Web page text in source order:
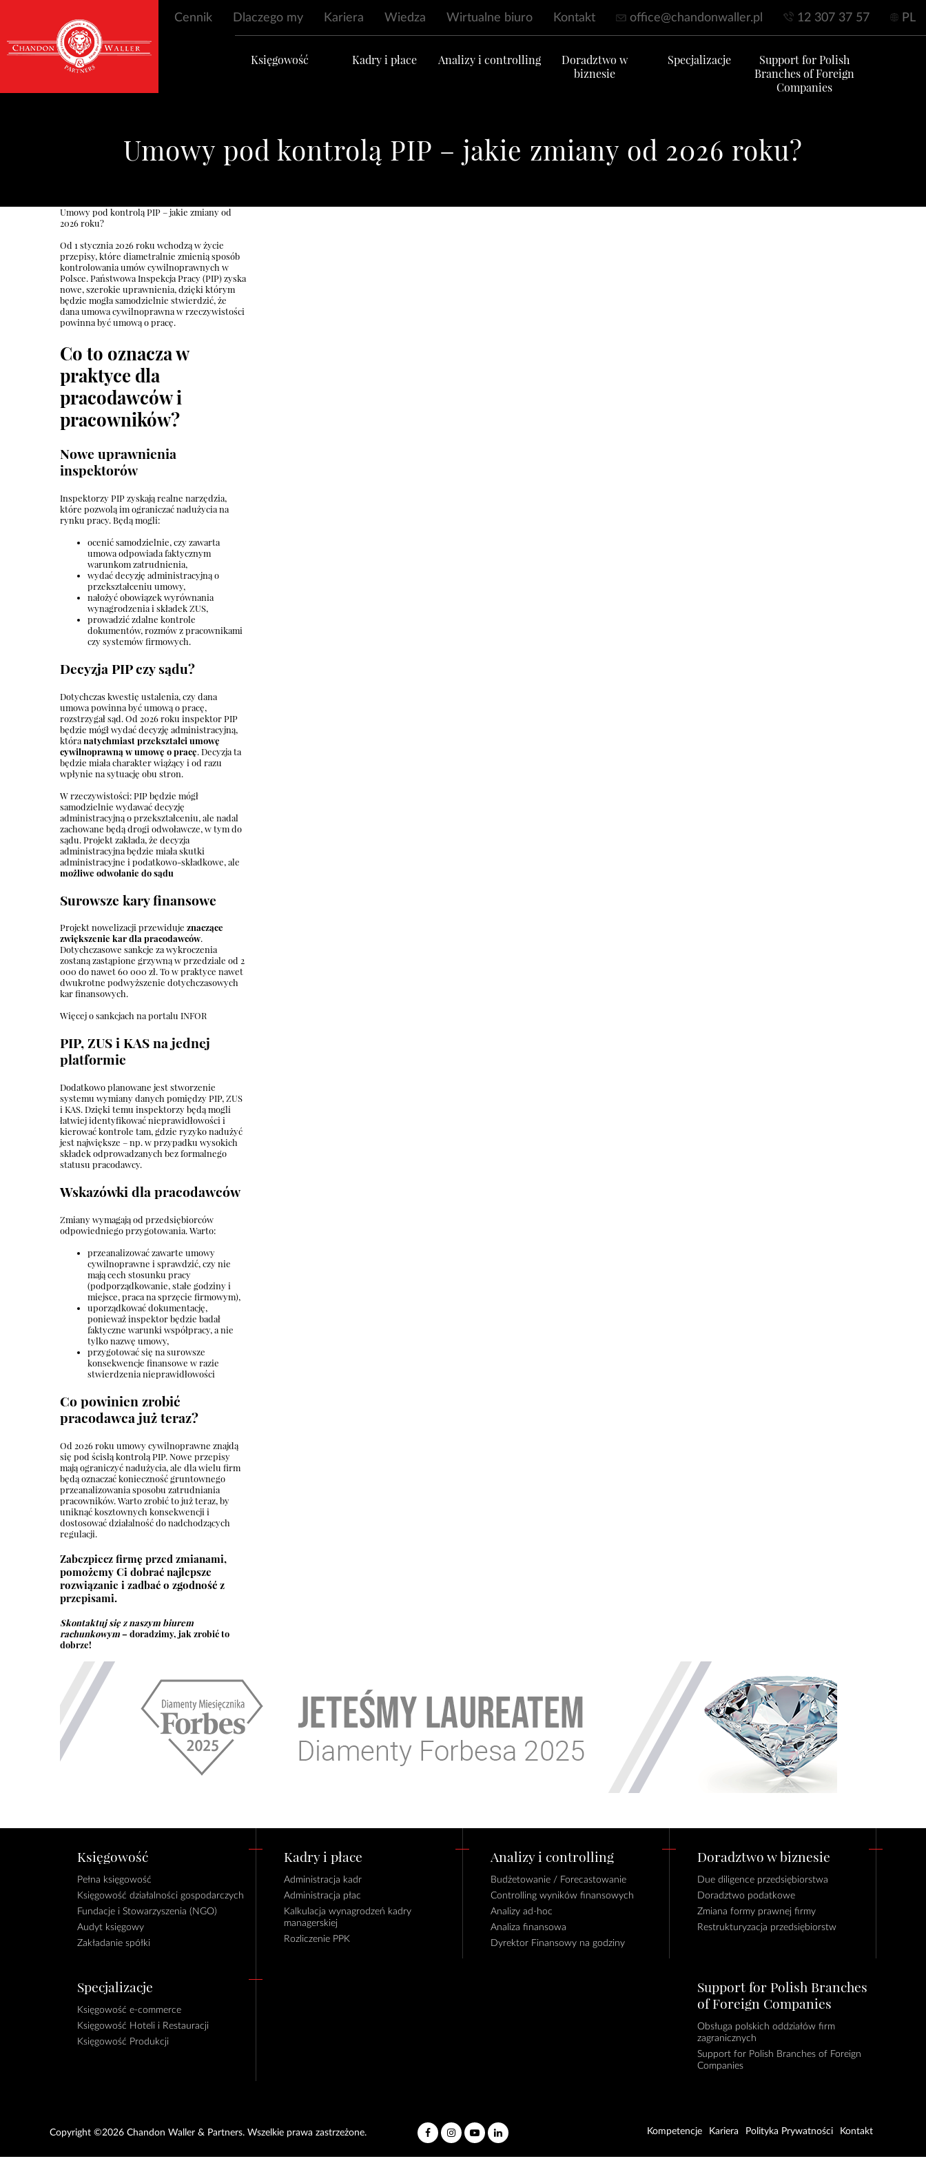
Cennik Dlaczego my Kariera Wiedza Wirtualne biuro Kontakt office@chandonwaller.pl 12 307 37 57 PL
Księgowość Kadry i płace Analizy i controlling
Doradztwo w
biznesie
Specjalizacje
Support for Polish
Branches of Foreign
Companies
Umowy pod kontrolą PIP – jakie zmiany od 2026 roku?
Umowy pod kontrolą PIP – jakie zmiany od
2026 roku?
Od 1 stycznia 2026 roku wchodzą w życie
przepisy, które diametralnie zmienią sposób
kontrolowania umów cywilnoprawnych w
Polsce. Państwowa Inspekcja Pracy (PIP) zyska
nowe, szerokie uprawnienia, dzięki którym
będzie mogła samodzielnie stwierdzić, że
dana umowa cywilnoprawna w rzeczywistości
powinna być umową o pracę.
Co to oznacza w
praktyce dla
pracodawców i
pracowników?
Nowe uprawnienia
inspektorów
Inspektorzy PIP zyskają realne narzędzia,
które pozwolą im ograniczać nadużycia na
rynku pracy. Będą mogli:
ocenić samodzielnie, czy zawarta
umowa odpowiada faktycznym
warunkom zatrudnienia,
wydać decyzję administracyjną o
przekształceniu umowy,
nałożyć obowiązek wyrównania
wynagrodzenia i składek ZUS,
prowadzić zdalne kontrole
dokumentów, rozmów z pracownikami
czy systemów firmowych.
Decyzja PIP czy sądu?
Dotychczas kwestię ustalenia, czy dana
umowa powinna być umową o pracę,
rozstrzygał sąd. Od 2026 roku inspektor PIP
będzie mógł wydać decyzję administracyjną,
któranatychmiast przekształci umowę
cywilnoprawną w umowę o pracę. Decyzja ta
będzie miała charakter wiążący i od razu
wpłynie na sytuację obu stron.
W rzeczywistości: PIP będzie mógł
samodzielnie wydawać decyzję
administracyjną o przekształceniu, ale nadal
zachowane będą drogi odwoławcze, w tym do
sądu. Projekt zakłada, że decyzja
administracyjna będzie miała skutki
administracyjne i podatkowo-składkowe, ale
możliwe odwołanie do sądu
Surowsze kary finansowe
Projekt nowelizacji przewiduje znaczące
zwiększenie kar dla pracodawców.
Dotychczasowe sankcje za wykroczenia
zostaną zastąpione grzywną w przedziale od 2
000 do nawet 60 000 zł. To w praktyce nawet
dwukrotne podwyższenie dotychczasowych
kar finansowych.
Więcej o sankcjach na portalu INFOR
PIP, ZUS i KAS na jednej
platformie
Dodatkowo planowane jest stworzenie
systemu wymiany danych pomiędzy PIP, ZUS
i KAS. Dzięki temu inspektorzy będą mogli
łatwiej identyfikować nieprawidłowości i
kierować kontrole tam, gdzie ryzyko nadużyć
jest największe – np. w przypadku wysokich
składek odprowadzanych bez formalnego
statusu pracodawcy.
Wskazówki dla pracodawców
Zmiany wymagają od przedsiębiorców
odpowiedniego przygotowania. Warto:
przeanalizować zawarte umowy
cywilnoprawne i sprawdzić, czy nie
mają cech stosunku pracy
(podporządkowanie, stałe godziny i
miejsce, praca na sprzęcie firmowym),
uporządkować dokumentację,
ponieważ inspektor będzie badał
faktyczne warunki współpracy, a nie
tylko nazwę umowy,
przygotować się na surowsze
konsekwencje finansowe w razie
stwierdzenia nieprawidłowości
Co powinien zrobić
pracodawca już teraz?
Od 2026 roku umowy cywilnoprawne znajdą
się pod ścisłą kontrolą PIP. Nowe przepisy
mają ograniczyć nadużycia, ale dla wielu firm
będą oznaczać konieczność gruntownego
przeanalizowania sposobu zatrudniania
pracowników. Warto zrobić to już teraz, by
uniknąć kosztownych konsekwencji i
dostosować działalność do nadchodzących
regulacji.
Zabezpiecz firmę przed zmianami,
pomożemy Ci dobrać najlepsze
rozwiązanie i zadbać o zgodność z
przepisami.
Skontaktuj się z naszym biurem
rachunkowym– doradzimy, jak zrobić to
dobrze!
Księgowość
Pełna księgowość
Księgowość działalności gospodarczych
Fundacje i Stowarzyszenia (NGO)
Audyt księgowy
Zakładanie spółki
Kadry i płace
Administracja kadr
Administracja płac
Kalkulacja wynagrodzeń kadry
managerskiej
Rozliczenie PPK
Analizy i controlling
Budżetowanie / Forecastowanie
Controlling wyników finansowych
Analizy ad-hoc
Analiza finansowa
Dyrektor Finansowy na godziny
Doradztwo w biznesie
Due diligence przedsiębiorstwa
Doradztwo podatkowe
Zmiana formy prawnej firmy
Restrukturyzacja przedsiębiorstw
Specjalizacje
Księgowość e-commerce
Księgowość Hoteli i Restauracji
Księgowość Produkcji
Support for Polish Branches
of Foreign Companies
Obsługa polskich oddziałów firm
zagranicznych
Support for Polish Branches of Foreign
Companies
Copyright ©2026 Chandon Waller & Partners. Wszelkie prawa zastrzeżone. Kompetencje Kariera Polityka Prywatności Kontakt